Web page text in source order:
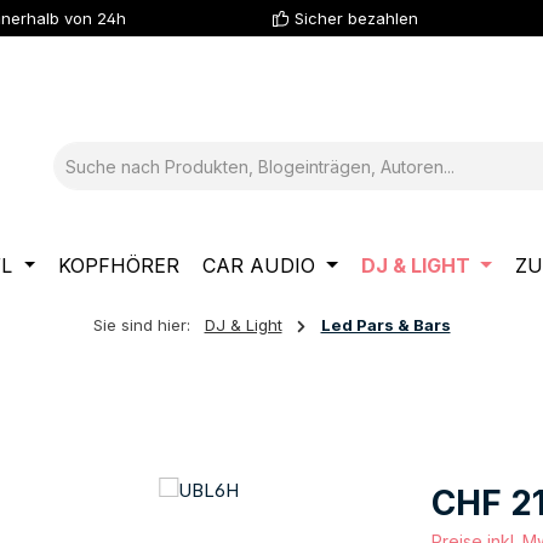
von 24h Sicher bezahlen
KOPFHÖRER CAR AUDIO DJ & LIGHT
Sie sind hier: DJ & Light Led Pars & Bars
Regulärer
CHF